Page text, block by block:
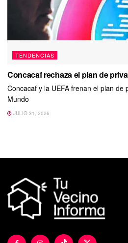
TENDENCIAS
Concacaf rechaza el plan de
Concacaf y la UEFA frenan el plan de
Mundo
JULIO 31, 2026